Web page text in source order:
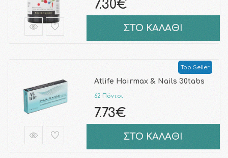
7.30€
ΣΤΟ ΚΑΛΑΘΙ
Top Seller
Atlife Hairmax & Nails 30tabs
62 Πόντοι
7.73€
ΣΤΟ ΚΑΛΑΘΙ